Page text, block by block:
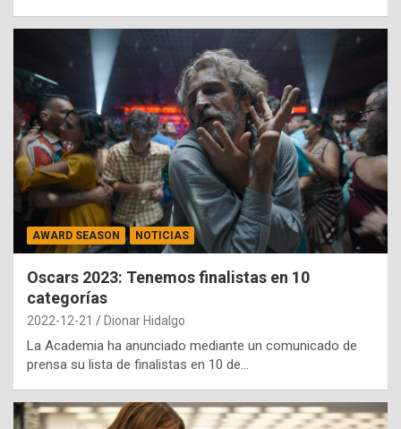
AWARD SEASON NOTICIAS
Oscars 2023: Tenemos finalistas en 10
categorías
2022-12-21 Dionar Hidalgo
La Academia ha anunciado mediante un comunicado de
prensa su lista de finalistas en 10 de…